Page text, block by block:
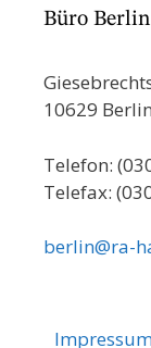
Büro Berlin
10629 Berlin
Telefon:
Telefax:
berlin@ra-